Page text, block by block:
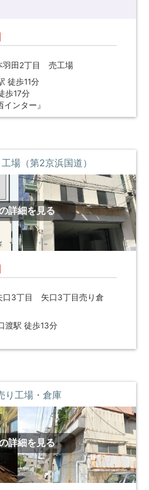
羽田2丁目 売工場
徒歩11分
歩17分
ンター』
場（第2京浜国道）
詳細を見る
口3丁目 矢口3丁目売り倉
渡駅 徒歩13分
工場・倉庫
詳細を見る